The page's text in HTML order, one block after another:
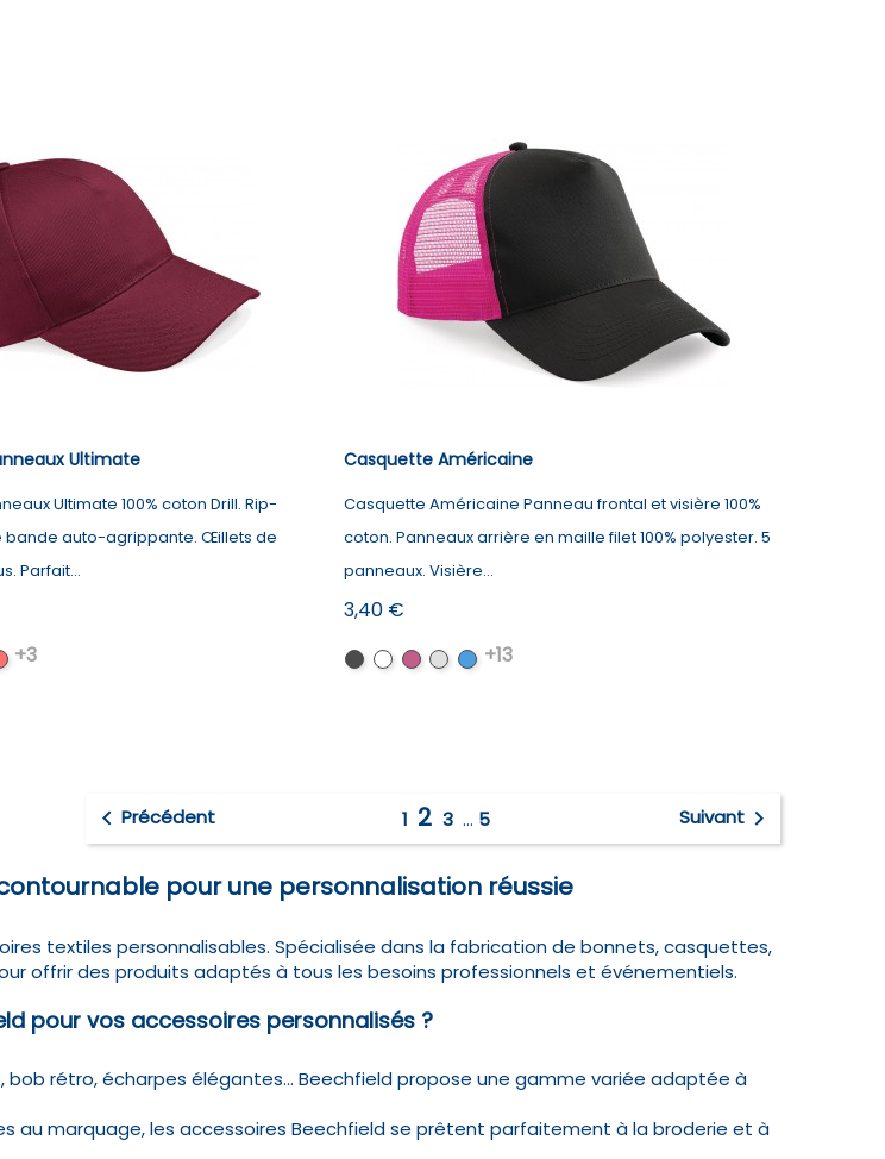
Ultimate
Ultimate 100% coton Drill. Rip-
bande auto-agrippante. Œillets de
Parfait...
+3
Casquette Américaine
Casquette Américaine Panneau frontal et visière 100%
coton. Panneaux arrière en maille filet 100% polyester. 5
panneaux. Visière...
Prix
3,40 €
BlackBlackBlackBlackBright
+13
 Précédent 1 2 3 … 5 Suivant
pour une personnalisation réussie
textiles personnalisables. Spécialisée dans la fabrication de bonnets, casquettes,
offrir des produits adaptés à tous les besoins professionnels et événementiels.
pour vos accessoires personnalisés ?
bob rétro, écharpes élégantes… Beechfield propose une gamme variée adaptée à
au marquage, les accessoires Beechfield se prêtent parfaitement à la broderie et à